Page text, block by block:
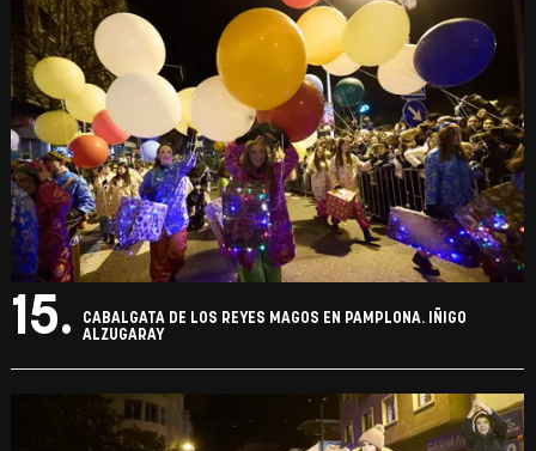
15.
CABALGATA DE LOS REYES MAGOS EN PAMPLONA. IÑIGO
ALZUGARAY